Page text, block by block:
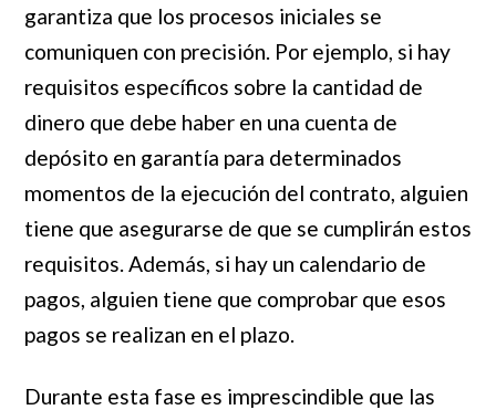
garantiza que los procesos iniciales se
comuniquen con precisión. Por ejemplo, si hay
requisitos específicos sobre la cantidad de
dinero que debe haber en una cuenta de
depósito en garantía para determinados
momentos de la ejecución del contrato, alguien
tiene que asegurarse de que se cumplirán estos
requisitos. Además, si hay un calendario de
pagos, alguien tiene que comprobar que esos
pagos se realizan en el plazo.
Durante esta fase es imprescindible que las